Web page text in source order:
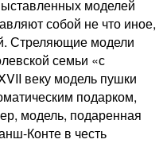
моделей
собой не что иное,
Стреляющие модели
семьи «с
веку модель пушки
подарком,
модель, подаренная
Конте в честь